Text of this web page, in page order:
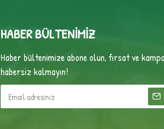
HABER BÜLTENIMIZ
Haber bültenimize abone olun, fırsat ve
habersiz kalmayın!